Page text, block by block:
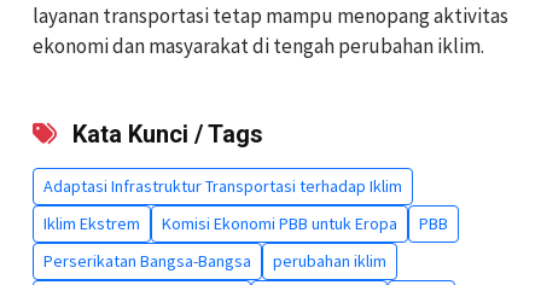
layanan transportasi tetap mampu menopang aktivitas
ekonomi dan masyarakat di tengah perubahan iklim.
Kata Kunci / Tags
Adaptasi Infrastruktur Transportasi terhadap Iklim
Iklim Ekstrem
Komisi Ekonomi PBB untuk Eropa
PBB
Perserikatan Bangsa-Bangsa
perubahan iklim